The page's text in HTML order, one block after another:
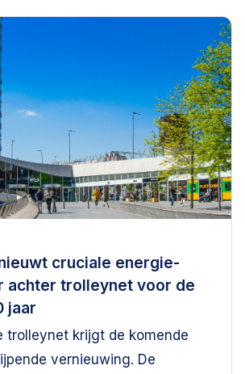
cruciale energie-
achter trolleynet voor de
jaar
trolleynet krijgt de komende
vernieuwing. De